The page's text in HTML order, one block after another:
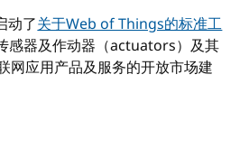
动了关于Web of Things的标准工
感器及作动器（actuators）及其
网应用产品及服务的开放市场建